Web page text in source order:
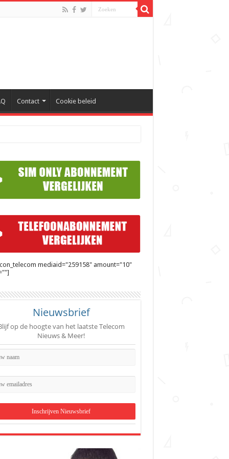
Contact Cookie beleid
mediaid="259158" amount="10"
Nieuwsbrief
op de hoogte van het laatste Telecom
Nieuws & Meer!